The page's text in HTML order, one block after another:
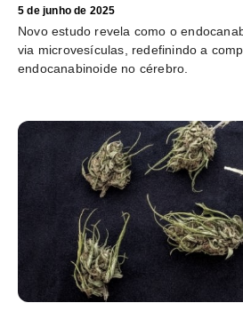
5 de junho de 2025
Novo estudo revela como o
via microvesículas, redefinindo a
endocanabinoide no cérebro.